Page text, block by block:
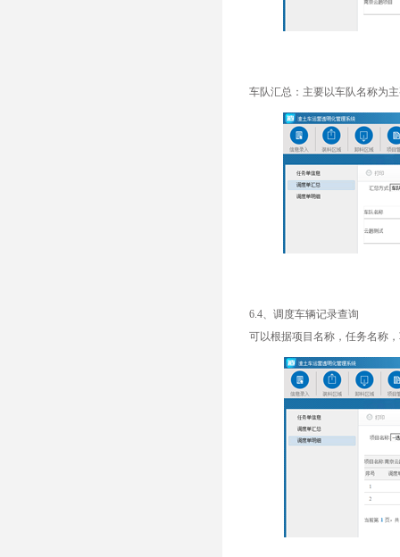
车队汇总：主要以车队名称为
6.4、调度车辆记录查询
可以根据项目名称，任务名称